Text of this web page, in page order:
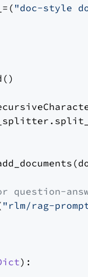
"doc-style
question-
"rlm/rag-
):